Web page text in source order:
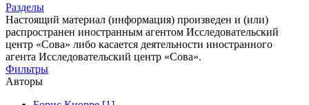
Разделы
Настоящий материал (информация) произведен и (или)
распространен иностранным агентом Исследовательский
центр «Сова» либо касается деятельности иностранного
агента Исследовательский центр «Сова».
Фильтры
Авторы